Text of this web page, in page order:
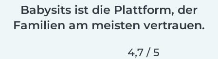
Babysits ist die Plattform, der
Familien am meisten vertrauen.
4,7 / 5